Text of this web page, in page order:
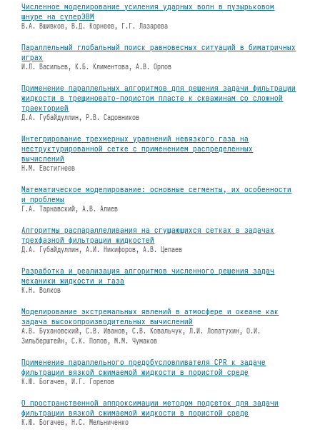
Численное моделирование усиления ударных волн в пузырьковом
шнуре на суперЭВМ
В.А. Вшивков, В.Д. Корнеев, Г.Г. Лазарева
Параллельный глобальный поиск равновесных ситуаций в биматричных
играх
И.Л. Васильев, К.Б. Климентова, А.В. Орлов
Применение параллельных алгоритмов для решения задачи фильтрации
жидкости в трещиновато-пористом пласте к скважинам со сложной
траекторией
Д.А. Губайдуллин, Р.В. Садовников
Интегрирование трехмерных уравнений невязкого газа на
неструктурированной сетке с применением распределенных
вычислений
Н.М. Евстигнеев
Математическое моделирование: основные сегменты, их особенности
и проблемы
Г.А. Тарнавский, А.В. Алиев
Алгоритмы распараллеливания на сгущающихся сетках в задачах
трехфазной фильтрации жидкостей
Д.А. Губайдуллин, А.И. Никифоров, А.В. Цепаев
Разработка и реализация алгоритмов численного решения задач
механики жидкости и газа
К.Н. Волков
Моделирование экстремальных явлений в атмосфере и океане как
задача высокопроизводительных вычислений
А.В. Бухановский, С.В. Иванов, С.В. Ковальчук, Л.И. Лопатухин, О.И.
Зильберштейн, С.К. Попов, М.М. Чумаков
Применение параллельного предобусловливателя CPR к задаче
фильтрации вязкой сжимаемой жидкости в пористой среде
К.Ю. Богачев, И.Г. Горелов
О пространственной аппроксимации методом подсеток для задачи
фильтрации вязкой сжимаемой жидкости в пористой среде
К.Ю. Богачев, Н.С. Мельниченко